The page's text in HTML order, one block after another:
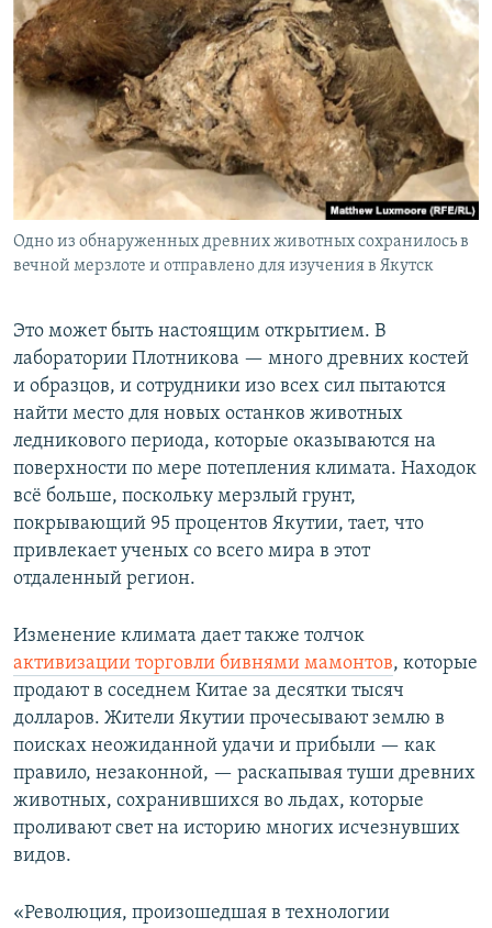
Одно из обнаруженных древних животных сохранилось в
вечной мерзлоте и отправлено для изучения в Якутск
Это может быть настоящим открытием. В
лаборатории Плотникова — много древних костей
и образцов, и сотрудники изо всех сил пытаются
найти место для новых останков животных
ледникового периода, которые оказываются на
поверхности по мере потепления климата. Находок
всё больше, поскольку мерзлый грунт,
покрывающий 95 процентов Якутии, тает, что
привлекает ученых со всего мира в этот
отдаленный регион.
Изменение климата дает также толчок
активизации торговли бивнями мамонтов, которые
продают в соседнем Китае за десятки тысяч
долларов. Жители Якутии прочесывают землю в
поисках неожиданной удачи и прибыли — как
правило, незаконной, — раскапывая туши древних
животных, сохранившихся во льдах, которые
проливают свет на историю многих исчезнувших
видов.
«Революция, произошедшая в технологии